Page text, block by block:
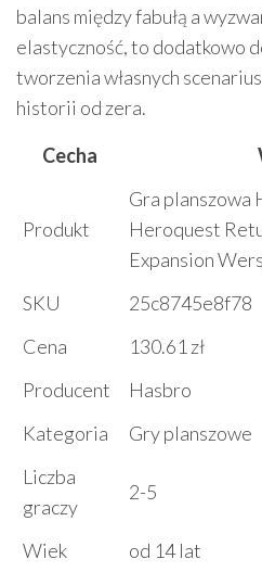
balans między fabułą a
elastyczność, to dodatkowo
tworzenia własnych
historii od zera.
Cecha
Produkt
Gra planszowa
Heroquest
Expansion
SKU
25c8745e8f78
Cena
130.61 zł
Producent
Hasbro
Kategoria
Gry planszowe
Liczba
graczy
2-5
Wiek
od 14 lat